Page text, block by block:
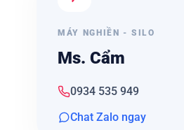
MÁY NGHIỀN - SILO
Ms. Cẩm
0934 535 949
Chat Zalo ngay